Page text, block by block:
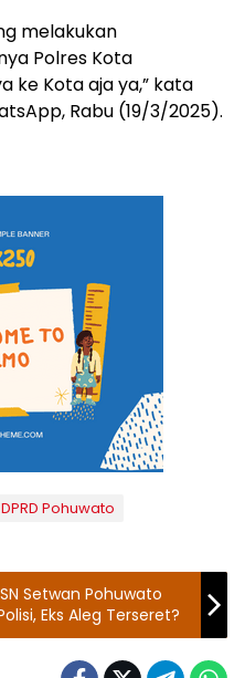
melakukan
Polres Kota
ke Kota aja ya,” kata
Rabu (19/3/2025).
DPRD Pohuwato
Setwan Pohuwato
Eks Aleg Terseret?